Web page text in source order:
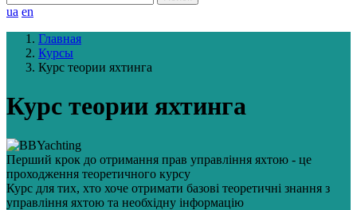
ua en
Главная
Курсы
Курс теории яхтинга
Курс теории яхтинга
Перший крок до отримання прав управління яхтою - це
проходження теоретичного курсу
Курс для тих, хто хоче отримати базові теоретичні знання з
управління яхтою та необхідну інформацію